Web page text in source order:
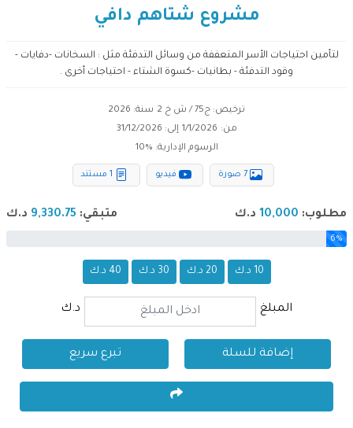
مشروع شتاهم دافي
لتأمين احتياجات الأسر المتعففة من وسائل التدفئة مثل : السخانات -دفايات -
وقود التدفئة - بطانيات -كسوة الشتاء - احتياجات أخرى .
ترخيص: ج75 / ش خ 2
سنة: 2026
من: 1/1/2026 إلى: 31/12/2026
الرسوم الإدارية: %10
7 صورة فيديو 1 مستند
مطلوب: 10,000 د.ك متبقي: 9,330.75 د.ك
6%
10 د.ك 20 د.ك 30 د.ك 40 د.ك
المبلغ د.ك
إضافة للسلة تبرع سريع